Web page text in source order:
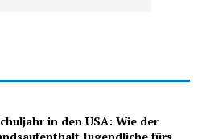
in den USA: Wie der